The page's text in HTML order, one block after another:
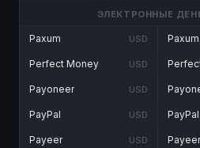
ЭЛЕКТРОННЫЕ
Paxum USD
Perfect Money USD
Payoneer USD
PayPal USD
Payeer USD
Paxum
PayPal
Payeer